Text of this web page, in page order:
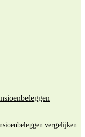
vergelijken